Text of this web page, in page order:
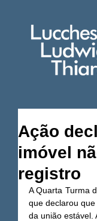
Ação
imóvel
registro
A Quarta Turma
que declarou
da união estável.